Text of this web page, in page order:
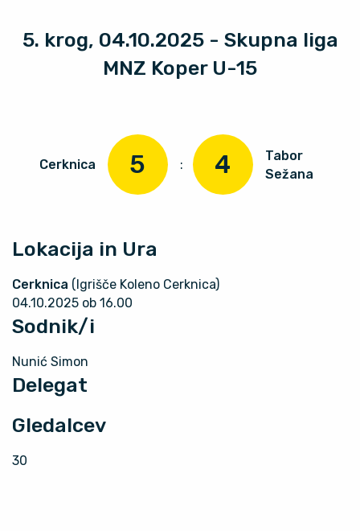
5. krog, 04.10.2025 - Skupna liga
MNZ Koper U-15
Cerknica 5 : 4
Tabor
Sežana
Lokacija in Ura
Cerknica (Igrišče Koleno Cerknica)
04.10.2025 ob 16.00
Sodnik/i
Nunić Simon
Delegat
Gledalcev
30